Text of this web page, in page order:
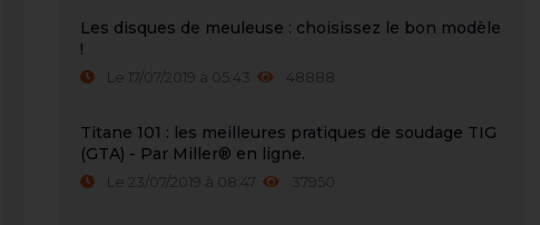
Les disques de meuleuse : choisissez le bon modèle
!
Le 17/07/2019 à 05:43 48888
Titane 101 : les meilleures pratiques de soudage TIG
(GTA) - Par Miller® en ligne.
Le 23/07/2019 à 08:47 37950